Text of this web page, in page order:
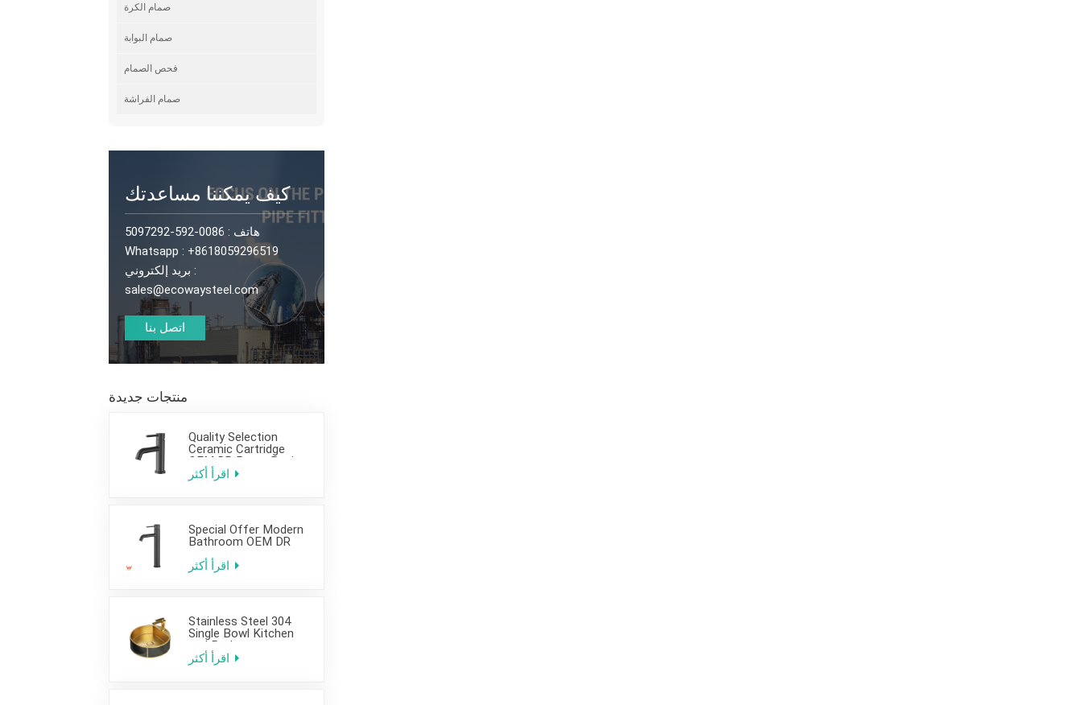
صمام الكرة
صمام البوابة
فحص الصمام
صمام الفراشة
كيف يمكننا مساعدتك
هاتف : 0086-592-5097292
Whatsapp : +8618059296519
بريد إلكتروني :
sales@ecowaysteel.com
اتصل بنا
منتجات جديدة
Quality Selection
Ceramic Cartridge
OEM DR Brass Basin
Taps For Home Hotel
Bathroom Use
Special Offer Modern
Bathroom OEM DR
Home Hotel Project
Use
Stainless Steel 304
Single Bowl Kitchen
and Bathroom
Countertop Sink